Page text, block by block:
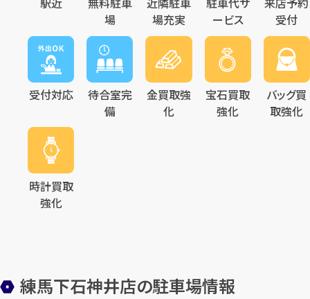
場
場充実
ービス
受付
受付対応
待合室完
備
金買取強
化
宝石買取
強化
バッグ買
取強化
時計買取
強化
練馬下石神井店の駐車場情報